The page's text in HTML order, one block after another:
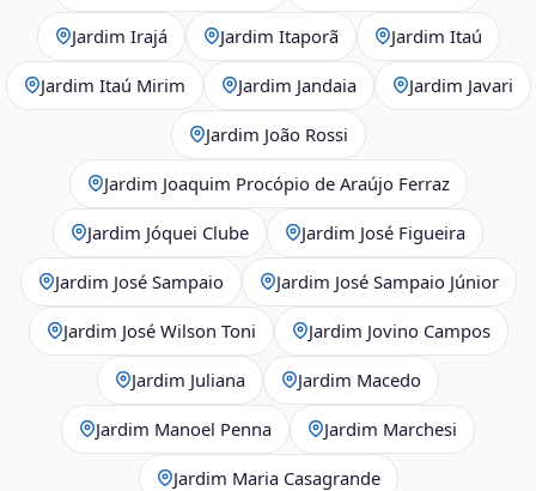
Jardim Irajá Jardim Itaporã Jardim Itaú
Jardim Itaú Mirim Jardim Jandaia Jardim Javari
Jardim João Rossi
Jardim Joaquim Procópio de Araújo Ferraz
Jardim Jóquei Clube Jardim José Figueira
Jardim José Sampaio Jardim José Sampaio Júnior
Jardim José Wilson Toni Jardim Jovino Campos
Jardim Juliana Jardim Macedo
Jardim Manoel Penna Jardim Marchesi
Jardim Maria Casagrande